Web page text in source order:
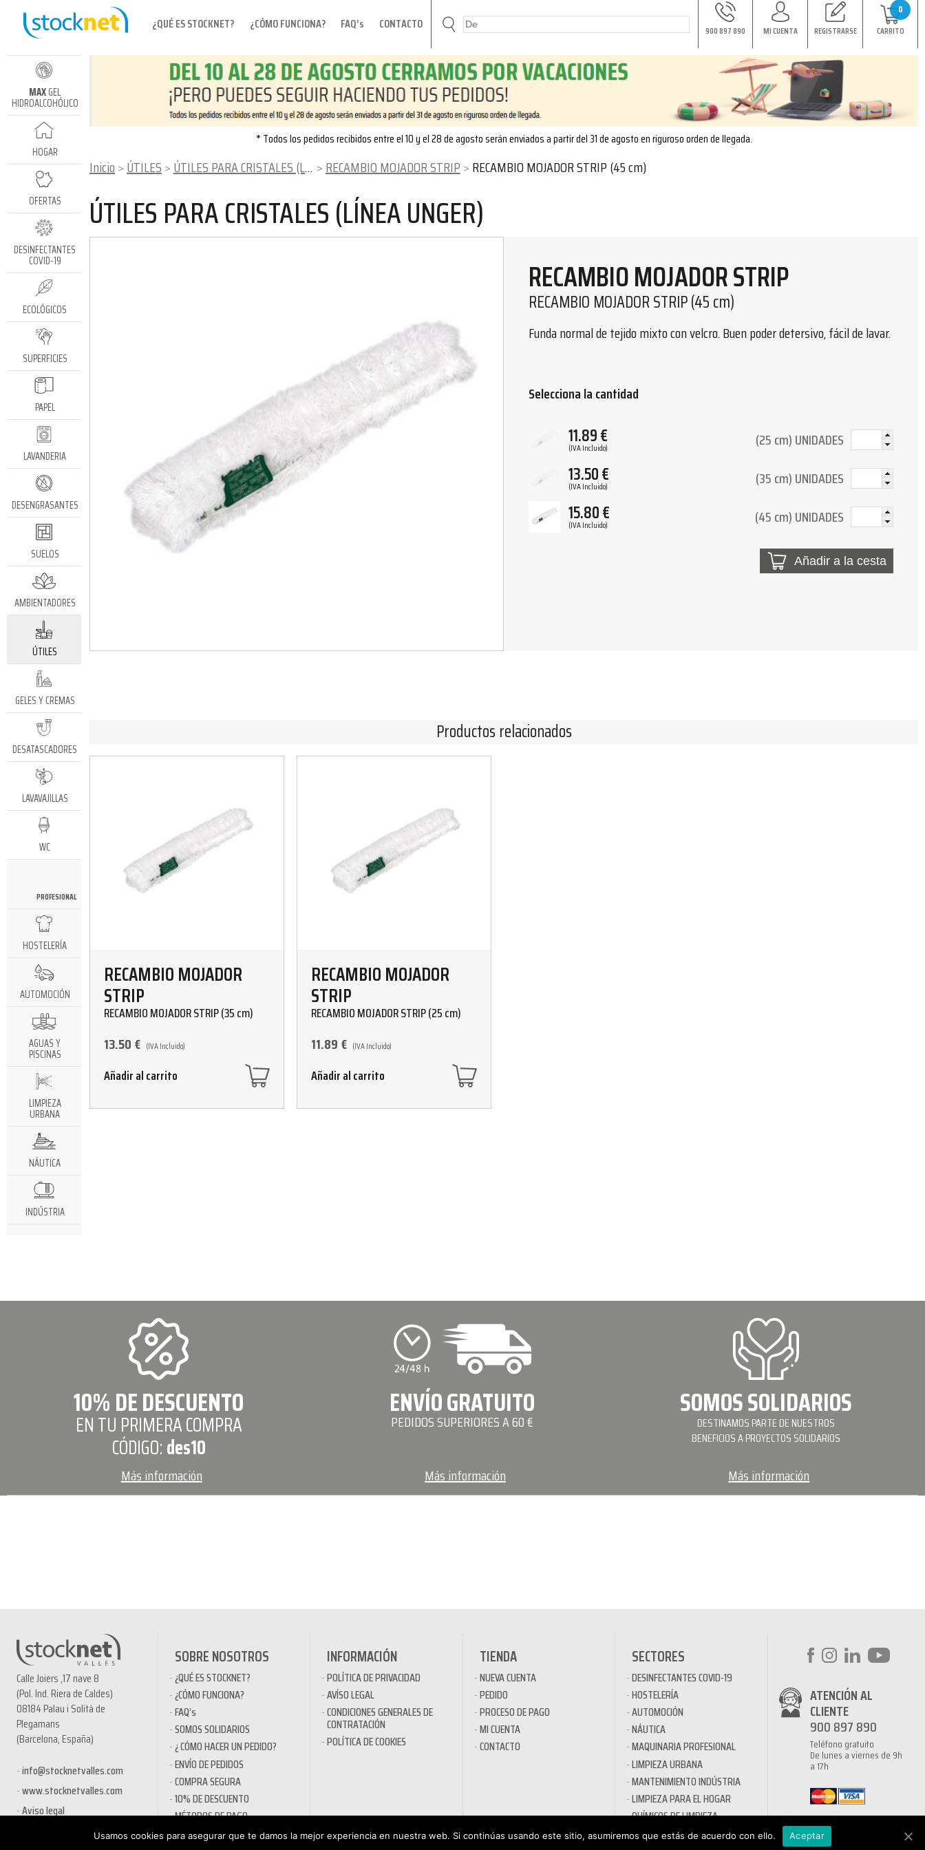
¿QUÉ ES STOCKNET? ¿CÓMO FUNCIONA? FAQ’s CONTACTO 900 897 890 MI CUENTA REGISTRARSE
0
CARRITO
MAXGEL
HIDROALCOHÓLICO
HOGAR
OFERTAS
DESINFECTANTES
COVID-19
ECOLÓGICOS
SUPERFICIES
PAPEL
LAVANDERIA
DESENGRASANTES
SUELOS
AMBIENTADORES
ÚTILES
GELES Y CREMAS
DESATASCADORES
LAVAVAJILLAS
WC
PROFESIONAL
HOSTELERÍA
AUTOMOCIÓN
AGUAS Y
PISCINAS
LIMPIEZA
URBANA
NÁUTICA
INDÚSTRIA
* Todos los pedidos recibidos entre el 10 y el 28 de agosto serán enviados a partir del 31 de agosto en riguroso orden de llegada.
Inicio ÚTILES ÚTILES PARA CRISTALES (LÍNEA UNGER) RECAMBIO MOJADOR STRIP RECAMBIO MOJADOR STRIP (45 cm)
ÚTILES PARA CRISTALES (LÍNEA UNGER)
RECAMBIO MOJADOR STRIP
RECAMBIO MOJADOR STRIP (45 cm)
Funda normal de tejido mixto con velcro. Buen poder detersivo, fácil de lavar.
Selecciona la cantidad
11.89€
(IVA Incluido) (25 cm) UNIDADES
13.50€
(IVA Incluido) (35 cm) UNIDADES
15.80€
(IVA Incluido) (45 cm) UNIDADES
Añadir a la cesta
Productos relacionados
RECAMBIO MOJADOR
STRIP
RECAMBIO MOJADOR STRIP (35 cm)
13.50€ (IVA Incluido)
Añadir al carrito
RECAMBIO MOJADOR
STRIP
RECAMBIO MOJADOR STRIP (25 cm)
11.89€ (IVA Incluido)
Añadir al carrito
10% DE DESCUENTO
EN TU PRIMERA COMPRA
CÓDIGO:des10
Más información
ENVÍO GRATUITO
PEDIDOS SUPERIORES A 60 €
Más información
SOMOS SOLIDARIOS
DESTINAMOS PARTE DE NUESTROS
BENEFICIOS A PROYECTOS SOLIDARIOS
Más información
Calle Joiers ,17 nave 8
(Pol. Ind. Riera de Caldes)
08184 Palau i Solità de
Plegamans
(Barcelona, España)
info@stocknetvalles.com
www.stocknetvalles.com
Aviso legal
SOBRE NOSOTROS
¿QUÉ ES STOCKNET?
¿CÓMO FUNCIONA?
FAQ’s
SOMOS SOLIDARIOS
¿ CÓMO HACER UN PEDIDO?
ENVÍO DE PEDIDOS
COMPRA SEGURA
10% DE DESCUENTO
MÉTODOS DE PAGO
PRODUCTOS EN OFERTA
INFORMACIÓN
POLÍTICA DE PRIVACIDAD
AVÍSO LEGAL
CONDICIONES GENERALES DE
CONTRATACIÓN
POLÍTICA DE COOKIES
TIENDA
NUEVA CUENTA
PEDIDO
PROCESO DE PAGO
MI CUENTA
CONTACTO
SECTORES
DESINFECTANTES COVID-19
HOSTELERÍA
AUTOMOCIÓN
NÁUTICA
MAQUINARIA PROFESIONAL
LIMPIEZA URBANA
MANTENIMIENTO INDÚSTRIA
LIMPIEZA PARA EL HOGAR
QUÍMICOS DE LIMPIEZA
ECOLÓGICOS
ATENCIÓN AL
CLIENTE
900 897 890
Teléfono gratuito
De lunes a viernes de 9h
a 17h
Usamos cookies para asegurar que te damos la mejor experiencia en nuestra web. Si continúas usando este sitio, asumiremos que estás de acuerdo con ello. Aceptar